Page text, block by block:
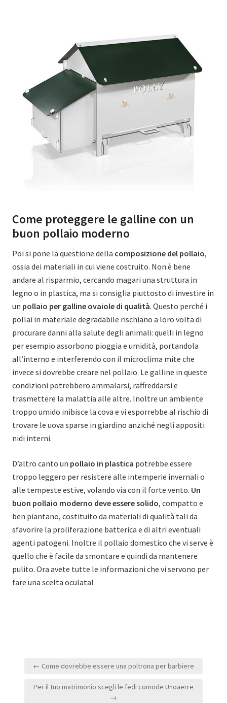
Come proteggere le galline con un
buon pollaio moderno
Poi si pone la questione della composizione del pollaio,
ossia dei materiali in cui viene costruito. Non è bene
andare al risparmio, cercando magari una struttura in
legno o in plastica, ma si consiglia piuttosto di investire in
un pollaio per galline ovaiole di qualità. Questo perché i
pollai in materiale degradabile rischiano a loro volta di
procurare danni alla salute degli animali: quelli in legno
per esempio assorbono pioggia e umidità, portandola
all’interno e interferendo con il microclima mite che
invece si dovrebbe creare nel pollaio. Le galline in queste
condizioni potrebbero ammalarsi, raffreddarsi e
trasmettere la malattia alle altre. Inoltre un ambiente
troppo umido inibisce la cova e vi esporrebbe al rischio di
trovare le uova sparse in giardino anziché negli appositi
nidi interni.
D’altro canto un pollaio in plastica potrebbe essere
troppo leggero per resistere alle intemperie invernali o
alle tempeste estive, volando via con il forte vento. Un
buon pollaio moderno deve essere solido, compatto e
ben piantano, costituito da materiali di qualità tali da
sfavorire la proliferazione batterica e di altri eventuali
agenti patogeni. Inoltre il pollaio domestico che vi serve è
quello che è facile da smontare e quindi da mantenere
pulito. Ora avete tutte le informazioni che vi servono per
fare una scelta oculata!
Navigazione
← Come dovrebbe essere una poltrona per barbiere
Per il tuo matrimonio scegli le fedi comode Unoaerre
→